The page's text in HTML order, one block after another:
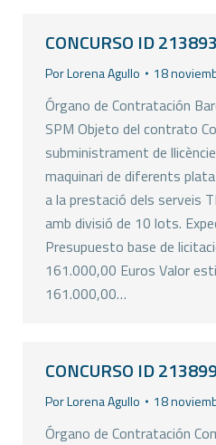
CONCURSO ID
PorLorena Agullo 18
Órgano de Contratación
SPM Objeto del contrato
subministrament de
maquinari de diferents
a la prestació dels serveis
amb divisió de 10 lots.
Presupuesto base de
161.000,00 Euros Valor
161.000,00…
CONCURSO ID
PorLorena Agullo 18
Órgano de Contratación